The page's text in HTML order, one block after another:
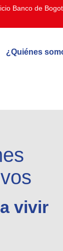
Banco de
¿Quiénes
vivir